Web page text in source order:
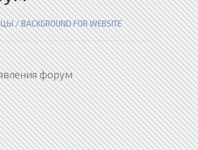
BACKGROUND FOR WEBSITE
форум